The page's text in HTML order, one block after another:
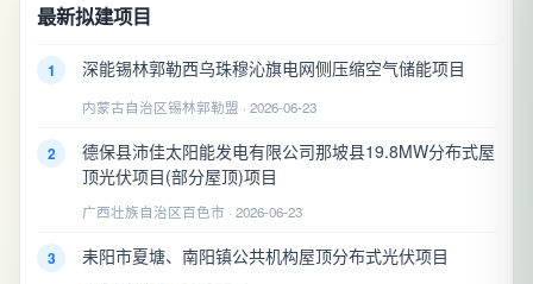
最新拟建项目
1 深能锡林郭勒西乌珠穆沁旗电网侧压缩空气储能项目
内蒙古自治区锡林郭勒盟 · 2026-06-23
2
德保县沛佳太阳能发电有限公司那坡县19.8MW分布式屋
顶光伏项目(部分屋顶)项目
广西壮族自治区百色市 · 2026-06-23
3 耒阳市夏塘、南阳镇公共机构屋顶分布式光伏项目